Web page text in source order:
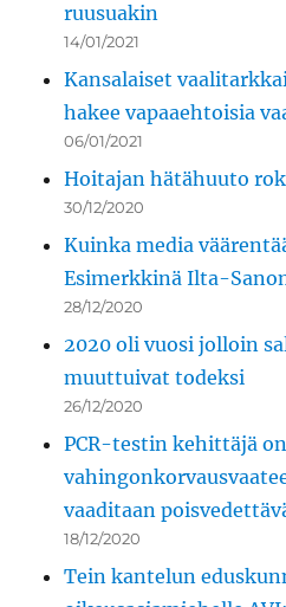
ruusuakin
14/01/2021
Kansalaiset
hakee vapaaehtoisia
06/01/2021
Hoitajan hätähuuto
30/12/2020
Kuinka media
Esimerkkinä Ilta-
28/12/2020
2020 oli vuosi jolloin
muuttuivat todeksi
26/12/2020
PCR-testin kehittäjä
vaaditaan
18/12/2020
Tein kantelun